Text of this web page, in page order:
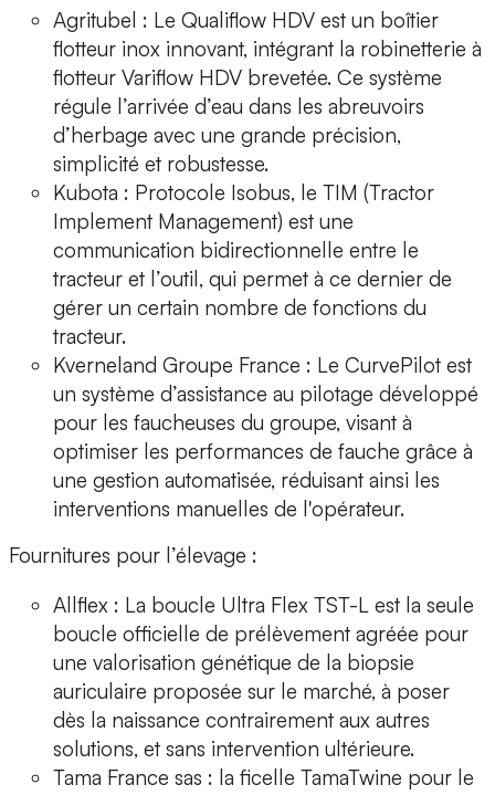
Agritubel : Le Qualiflow HDV est un boîtier
flotteur inox innovant, intégrant la robinetterie à
flotteur Variflow HDV brevetée. Ce système
régule l’arrivée d’eau dans les abreuvoirs
d’herbage avec une grande précision,
simplicité et robustesse.
Kubota : Protocole Isobus, le TIM (Tractor
Implement Management) est une
communication bidirectionnelle entre le
tracteur et l’outil, qui permet à ce dernier de
gérer un certain nombre de fonctions du
tracteur.
Kverneland Groupe France : Le CurvePilot est
un système d’assistance au pilotage développé
pour les faucheuses du groupe, visant à
optimiser les performances de fauche grâce à
une gestion automatisée, réduisant ainsi les
interventions manuelles de l'opérateur.
Fournitures pour l’élevage :
Allflex : La boucle Ultra Flex TST-L est la seule
boucle officielle de prélèvement agréée pour
une valorisation génétique de la biopsie
auriculaire proposée sur le marché, à poser
dès la naissance contrairement aux autres
solutions, et sans intervention ultérieure.
Tama France sas : la ficelle TamaTwine pour le